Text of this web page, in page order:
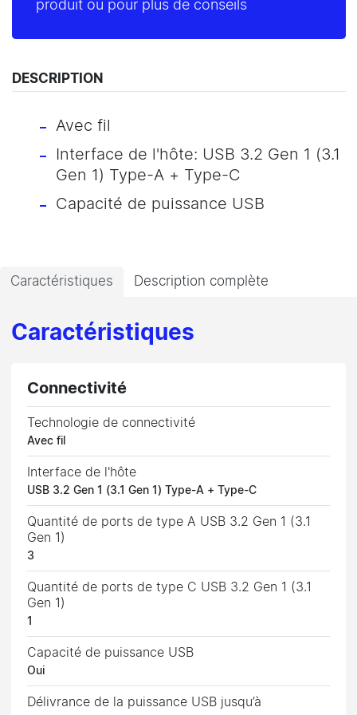
produit ou pour plus de conseils
DESCRIPTION
Avec fil
Interface de l'hôte: USB 3.2 Gen 1 (3.1
Gen 1) Type-A + Type-C
Capacité de puissance USB
Caractéristiques Description complète
Caractéristiques
Connectivité
Technologie de connectivité
Avec fil
Interface de l'hôte
USB 3.2 Gen 1 (3.1 Gen 1) Type-A + Type-C
Quantité de ports de type A USB 3.2 Gen 1 (3.1
Gen 1)
3
Quantité de ports de type C USB 3.2 Gen 1 (3.1
Gen 1)
1
Capacité de puissance USB
Oui
Délivrance de la puissance USB jusqu’à